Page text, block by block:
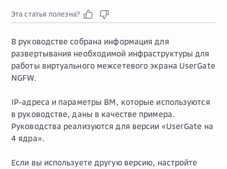
Эта статья полезна?
В руководстве собрана информация для
развертывания необходимой инфраструктуры для
работы виртуального межсетевого экрана UserGate
NGFW.
IP-адреса и параметры ВМ, которые используются
в руководстве, даны в качестве примера.
Руководства реализуются для версии «UserGate на
4 ядра».
Если вы используете другую версию, настройте